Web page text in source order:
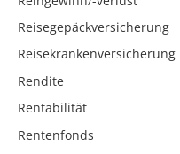
Reisegepäckversicherung
Reisekrankenversicherung
Rendite
Rentabilität
Rentenfonds